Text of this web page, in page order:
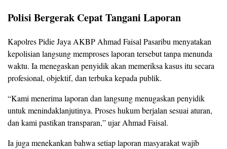
Polisi Bergerak Cepat Tangani Laporan
Kapolres Pidie Jaya AKBP Ahmad Faisal Pasaribu menyatakan
kepolisian langsung memproses laporan tersebut tanpa menunda
waktu. Ia menegaskan penyidik akan memeriksa kasus itu secara
profesional, objektif, dan terbuka kepada publik.
“Kami menerima laporan dan langsung menugaskan penyidik
untuk menindaklanjutinya. Proses hukum berjalan sesuai aturan,
dan kami pastikan transparan,” ujar Ahmad Faisal.
Ia juga menekankan bahwa setiap laporan masyarakat wajib